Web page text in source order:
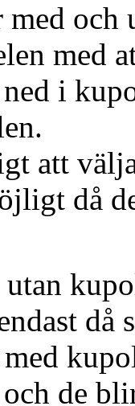
och
med
i
att
då
då
de